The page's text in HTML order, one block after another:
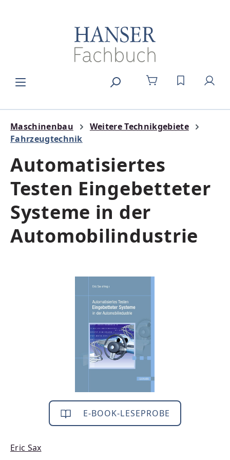
DU HAST 0
Maschinenbau
Weitere Technikgebiete
Fahrzeugtechnik
Automatisiertes
Testen Eingebetteter
Systeme in der
Automobilindustrie
E-BOOK-LESEPROBE
Eric Sax